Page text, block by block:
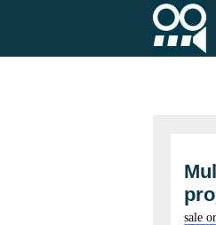
sale